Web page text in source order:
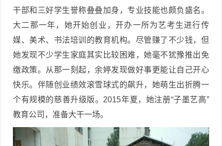
干部和三好学生誉称叠叠加身，专业技能也颇负盛名。
大二那一年，她开始创业，开办一所为艺考生进行传
媒、美术、书法培训的教育机构。尽管赚了不少钱，但
她发现不少学生家庭其实比较困难，她毫不犹豫推出免
缴政策。从那一刻起，余婷发现做好事更能让自己开心
快乐。伴随创业绩效滚雪球式的飙升，她萌生出折腾一
个有规模的慈善升级版。2015年夏，她注册“子墨艺高”
教育公司，准备大干一场。